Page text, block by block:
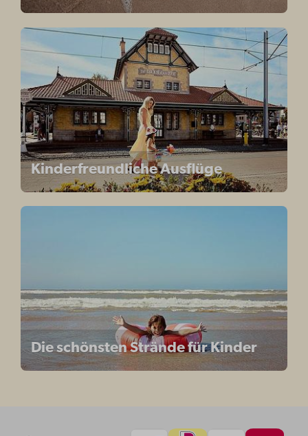
Kinderfreundliche Ausflüge
Die schönsten Strände für Kinder